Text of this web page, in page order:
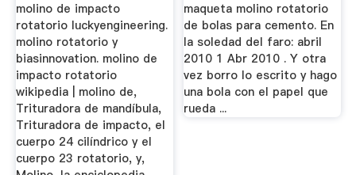
molino de impacto
rotatorio luckyengineering.
molino rotatorio y
biasinnovation. molino de
impacto rotatorio
wikipedia | molino de,
Trituradora de mandíbula,
Trituradora de impacto, el
cuerpo 24 cilíndrico y el
cuerpo 23 rotatorio, y,
maqueta molino rotatorio
de bolas para cemento. En
la soledad del faro: abril
2010 1 Abr 2010 . Y otra
vez borro lo escrito y hago
una bola con el papel que
rueda ...